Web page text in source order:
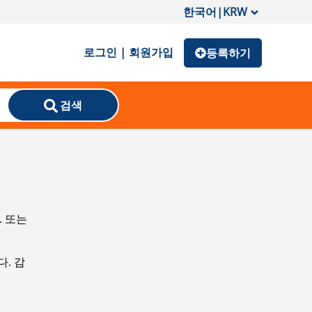
한국어|KRW
로그인 | 회원가입 등록하기
검색
또는
. 감